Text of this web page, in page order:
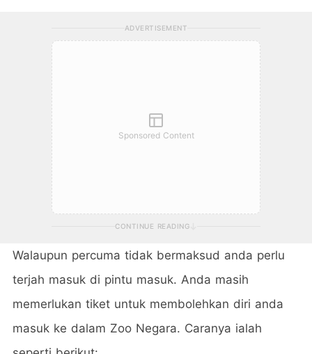
ADVERTISEMENT
Sponsored Content
CONTINUE READING
Walaupun percuma tidak bermaksud anda perlu
terjah masuk di pintu masuk. Anda masih
memerlukan tiket untuk membolehkan diri anda
masuk ke dalam Zoo Negara. Caranya ialah